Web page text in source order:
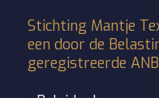
Stichting Mantje
een door de
geregistreerde